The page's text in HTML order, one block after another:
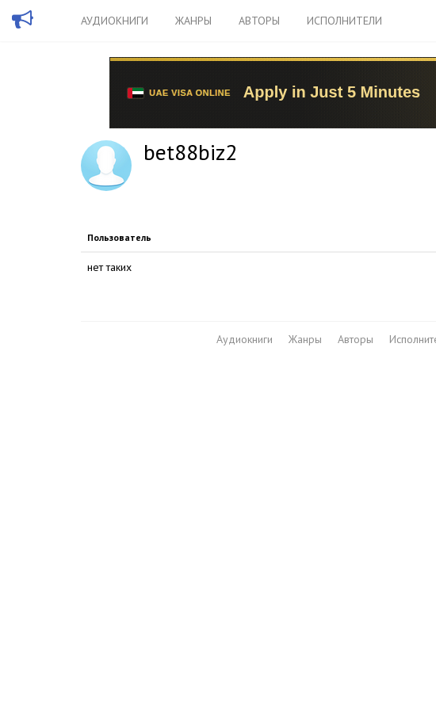
АУДИОКНИГИ ЖАНРЫ АВТОРЫ ИСПОЛНИТЕЛИ
bet88biz2
Пользователь
нет таких
Аудиокниги Жанры Авторы